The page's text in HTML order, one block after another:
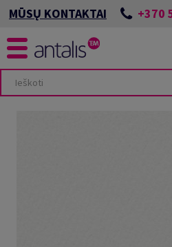
MŪSŲ KONTAKTAI +370